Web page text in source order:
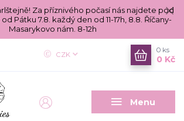
Za příznivého počasí nás najdete pod
Pátku 7.8. každý den od 11-17h, 8.8. Říčany-
Masarykovo nám. 8-12h
Menu
CZK
0 ks
0 Kč